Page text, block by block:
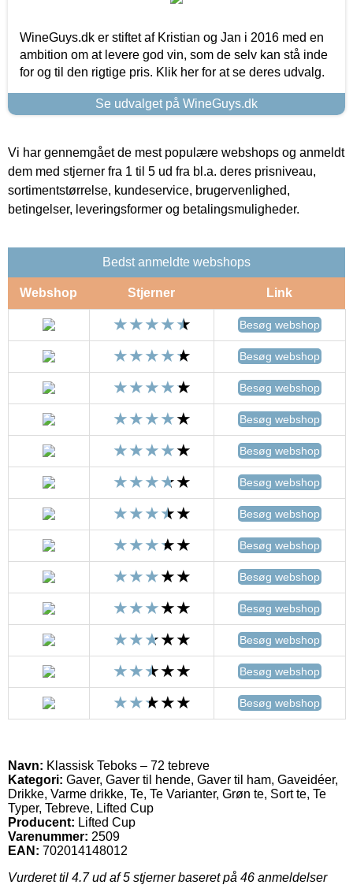
WineGuys.dk er stiftet af Kristian og Jan i 2016 med en
ambition om at levere god vin, som de selv kan stå inde
for og til den rigtige pris. Klik her for at se deres udvalg.
Se udvalget på WineGuys.dk
Vi har gennemgået de mest populære webshops og anmeldt
dem med stjerner fra 1 til 5 ud fra bl.a. deres prisniveau,
sortimentstørrelse, kundeservice, brugervenlighed,
betingelser, leveringsformer og betalingsmuligheder.
Bedst anmeldte webshops
Webshop Stjerner Link
Besøg webshop
Besøg webshop
Besøg webshop
Besøg webshop
Besøg webshop
Besøg webshop
Besøg webshop
Besøg webshop
Besøg webshop
Besøg webshop
Besøg webshop
Besøg webshop
Besøg webshop
Navn: Klassisk Teboks – 72 tebreve
Kategori: Gaver, Gaver til hende, Gaver til ham, Gaveidéer,
Drikke, Varme drikke, Te, Te Varianter, Grøn te, Sort te, Te
Typer, Tebreve, Lifted Cup
Producent: Lifted Cup
Varenummer: 2509
EAN: 702014148012
Vurderet til 4.7ud af 5 stjerner baseret på 46 anmeldelser